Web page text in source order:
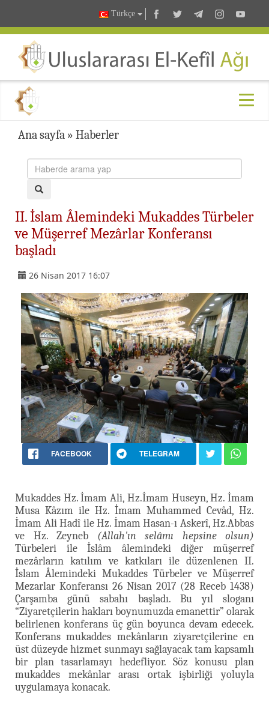
Türkçe
Ana sayfa » Haberler
II. İslam Âlemindeki Mukaddes Türbeler
ve Müşerref Mezârlar Konferansı
başladı
26 Nisan 2017 16:07
FACEBOOK TELEGRAM
Mukaddes Hz. İmam Ali, Hz.İmam Huseyn, Hz. İmam
Musa Kâzım ile Hz. İmam Muhammed Cevâd, Hz.
İmam Ali Hadî ile Hz. İmam Hasan-ı Askerî, Hz.Abbas
ve Hz. Zeyneb (Allah'ın selâmı hepsine olsun)
Türbeleri ile İslâm âlemindeki diğer müşerref
mezârların katılım ve katkıları ile düzenlenen II.
İslam Âlemindeki Mukaddes Türbeler ve Müşerref
Mezarlar Konferansı 26 Nisan 2017 (28 Receb 1438)
Çarşamba günü sabahı başladı. Bu yıl sloganı
“Ziyaretçilerin hakları boynumuzda emanettir” olarak
belirlenen konferans üç gün boyunca devam edecek.
Konferans mukaddes mekânların ziyaretçilerine en
üst düzeyde hizmet sunmayı sağlayacak tam kapsamlı
bir plan tasarlamayı hedefliyor. Söz konusu plan
mukaddes mekânlar arası ortak işbirliği yoluyla
uygulamaya konacak.